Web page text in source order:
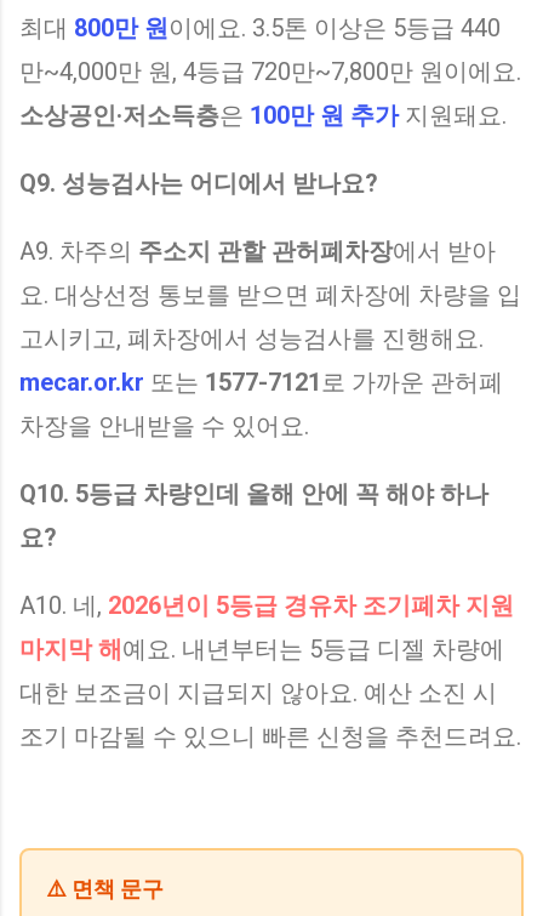
최대 800만 원이에요. 3.5톤 이상은 5등급 440
만~4,000만 원, 4등급 720만~7,800만 원이에요.
소상공인·저소득층은 100만 원 추가지원돼요.
Q9. 성능검사는 어디에서 받나요?
A9. 차주의 주소지 관할 관허폐차장에서 받아
요. 대상선정 통보를 받으면 폐차장에 차량을 입
고시키고, 폐차장에서 성능검사를 진행해요.
mecar.or.kr 또는 1577-7121 로 가까운 관허폐
차장을 안내받을 수 있어요.
Q10. 5등급 차량인데 올해 안에 꼭 해야 하나
요?
A10. 네, 2026년이 5등급 경유차 조기폐차 지원
마지막 해예요. 내년부터는 5등급 디젤 차량에
대한 보조금이 지급되지 않아요. 예산 소진 시
조기 마감될 수 있으니 빠른 신청을 추천드려요.
⚠️ 면책 문구